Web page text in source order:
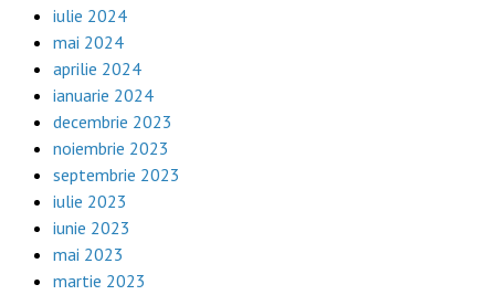
iulie 2024
mai 2024
aprilie 2024
ianuarie 2024
decembrie 2023
noiembrie 2023
septembrie 2023
iulie 2023
iunie 2023
mai 2023
martie 2023